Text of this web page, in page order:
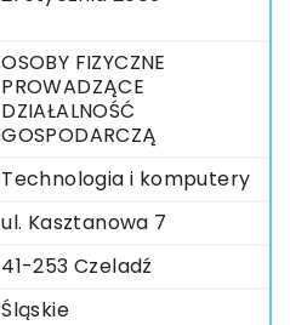
OSOBY FIZYCZNE
PROWADZĄCE
DZIAŁALNOŚĆ
GOSPODARCZĄ
Technologia i komputery
ul. Kasztanowa 7
41-253 Czeladź
Śląskie